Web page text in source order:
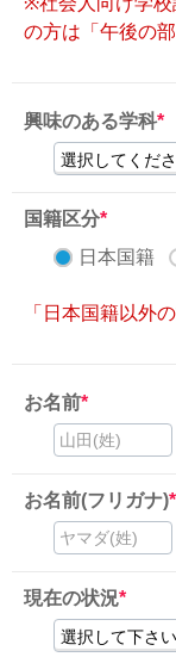
の方は「午後の
興味のある学科*
国籍区分*
日本国籍
「日本国籍以外
お名前*
山田(姓)
お名前(フリガナ)*
ヤマダ(姓)
現在の状況*